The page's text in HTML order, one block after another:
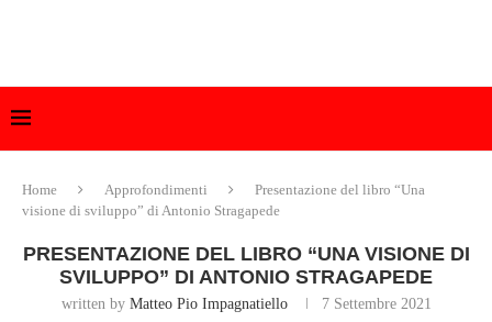
Home Approfondimenti
Presentazione del libro “Una
visione di sviluppo” di Antonio Stragapede
PRESENTAZIONE DEL LIBRO “UNA VISIONE DI
SVILUPPO” DI ANTONIO STRAGAPEDE
written by Matteo Pio Impagnatiello 7 Settembre 2021